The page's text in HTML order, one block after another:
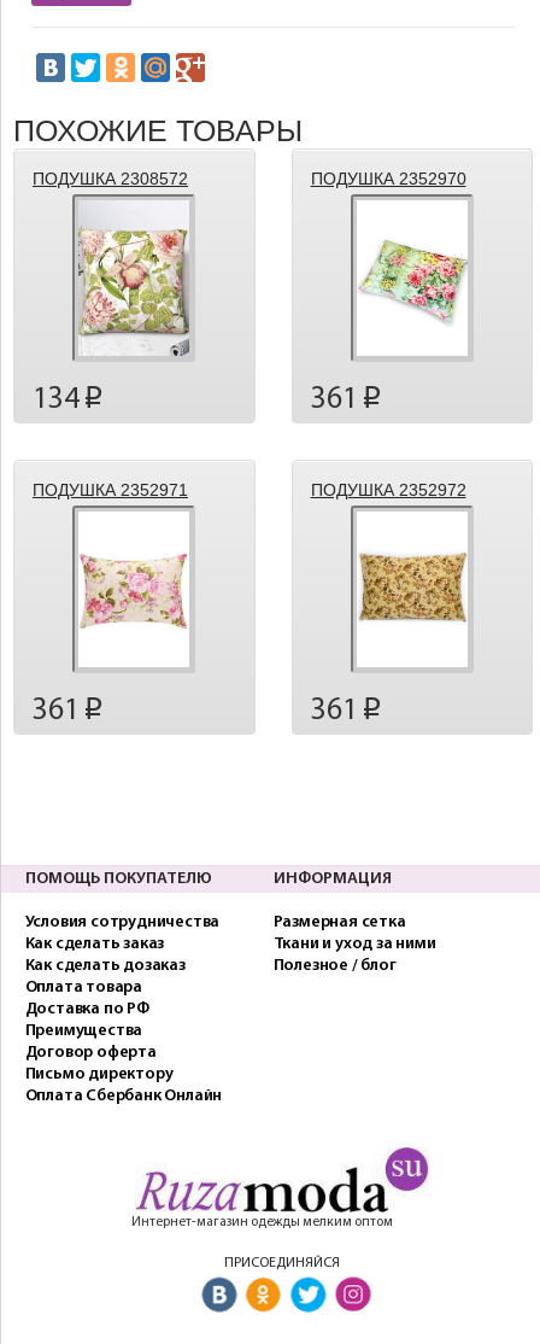
ПОХОЖИЕ ТОВАРЫ
ПОДУШКА 2308572
134 p
ПОДУШКА 2352970
361 p
ПОДУШКА 2352971
361 p
ПОДУШКА 2352972
361 p
ПОМОЩЬ ПОКУПАТЕЛЮ
Условия сотрудничества
Как сделать заказ
Как сделать дозаказ
Оплата товара
Доставка по РФ
Преимущества
Договор оферта
Письмо директору
Оплата Сбербанк Онлайн
ИНФОРМАЦИЯ
Размерная сетка
Ткани и уход за ними
Полезное / блог
Интернет-магазин одежды мелким оптом
ПРИСОЕДИНЯЙСЯ